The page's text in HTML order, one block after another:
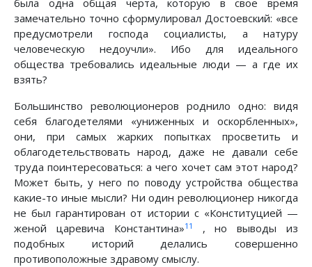
была одна общая черта, которую в свое время
замечательно точно сформулировал Достоевский: «все
предусмотрели господа социалисты, а натуру
человеческую недоучли». Ибо для идеального
общества требовались идеальные люди — а где их
взять?
Большинство революционеров роднило одно: видя
себя благодетелями «униженных и оскорбленных»,
они, при самых жарких попытках просветить и
облагодетельствовать народ, даже не давали себе
труда поинтересоваться: а чего хочет сам этот народ?
Может быть, у него по поводу устройства общества
какие-то иные мысли? Ни один революционер никогда
не был гарантирован от истории с «Конституцией —
женой царевича Константина»11
, но выводы из
подобных историй делались совершенно
противоположные здравому смыслу.